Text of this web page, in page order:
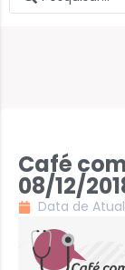
Café
08/12/
Data de